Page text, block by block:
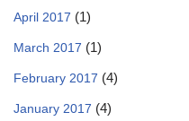
April 2017 (1)
March 2017 (1)
February 2017 (4)
January 2017 (4)